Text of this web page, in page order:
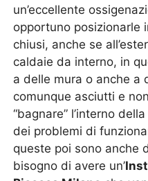
un’eccellente
opportuno posizionarle
chiusi, anche se
caldaie da interno, in
a delle mura o anche a
comunque asciutti e
“bagnare” l’interno
dei problemi di
queste poi sono anche
bisogno di avere un’